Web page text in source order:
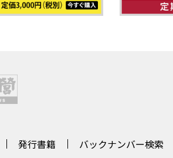
発行書籍 バックナンバー検索